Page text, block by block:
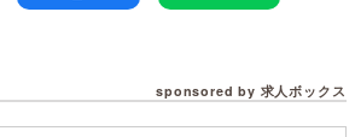
sponsored by 求人ボックス